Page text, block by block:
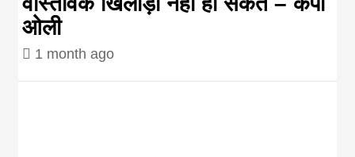
Nepal brings
news in hindi
ओली
1 month ago